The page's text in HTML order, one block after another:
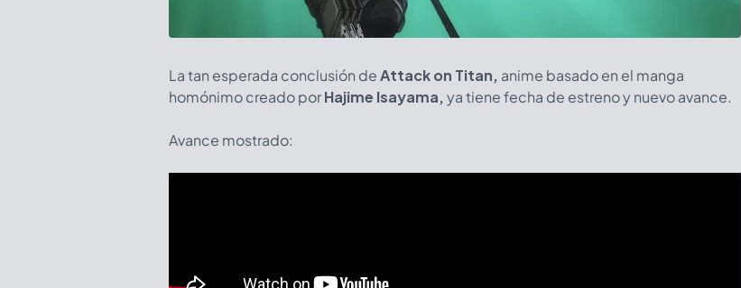
La tan esperada conclusión deAttack on Titan, anime basado en el manga
homónimo creado porHajime Isayama,ya tiene fecha de estreno y nuevo avance.
Avance mostrado: